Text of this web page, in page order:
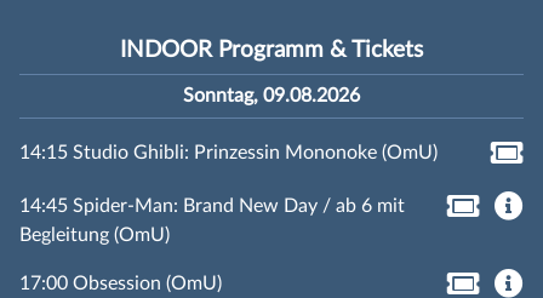
INDOOR Programm & Tickets
Sonntag, 09.08.2026
14:15 Studio Ghibli: Prinzessin Mononoke (OmU)
14:45 Spider-Man: Brand New Day / ab 6 mit
Begleitung (OmU)
17:00 Obsession (OmU)